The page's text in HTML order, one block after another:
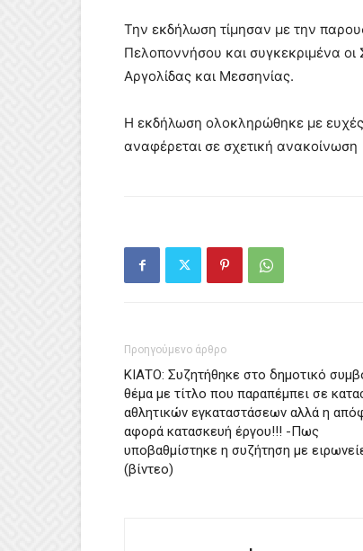
Την εκδήλωση τίμησαν με την
Πελοποννήσου και συγκεκριμένα
Αργολίδας και Μεσσηνίας.
Η εκδήλωση ολοκληρώθηκε με ευχές
αναφέρεται σε σχετική ανακοίνωση
Προηγούμενο άρθρο
ΚΙΑΤΟ: Συζητήθηκε στο δημοτικό
θέμα με τίτλο που παραπέμπει σε
αθλητικών εγκαταστάσεων αλλά η
αφορά κατασκευή έργου!!! -Πως
υποβαθμίστηκε η συζήτηση με
(βίντεο)